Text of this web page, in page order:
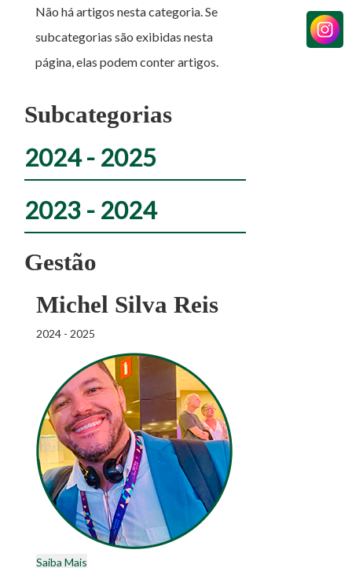
Não há artigos nesta categoria. Se
subcategorias são exibidas nesta
página, elas podem conter artigos.
Subcategorias
2024 - 2025
2023 - 2024
Gestão
Michel Silva Reis
2024 - 2025
Saiba Mais